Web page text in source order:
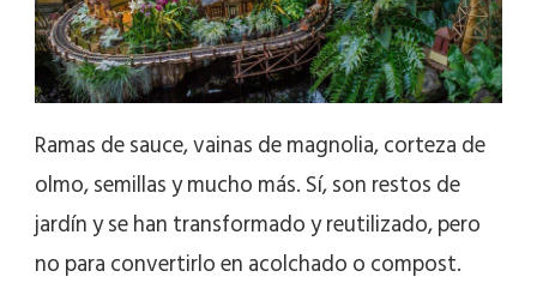
Ramas de sauce, vainas de magnolia, corteza de
olmo, semillas y mucho más. Sí, son restos de
jardín y se han transformado y reutilizado, pero
no para convertirlo en acolchado o compost.